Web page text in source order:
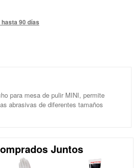
90 días
para mesa de pulir MINI, permite
abrasivas de diferentes tamaños
Juntos